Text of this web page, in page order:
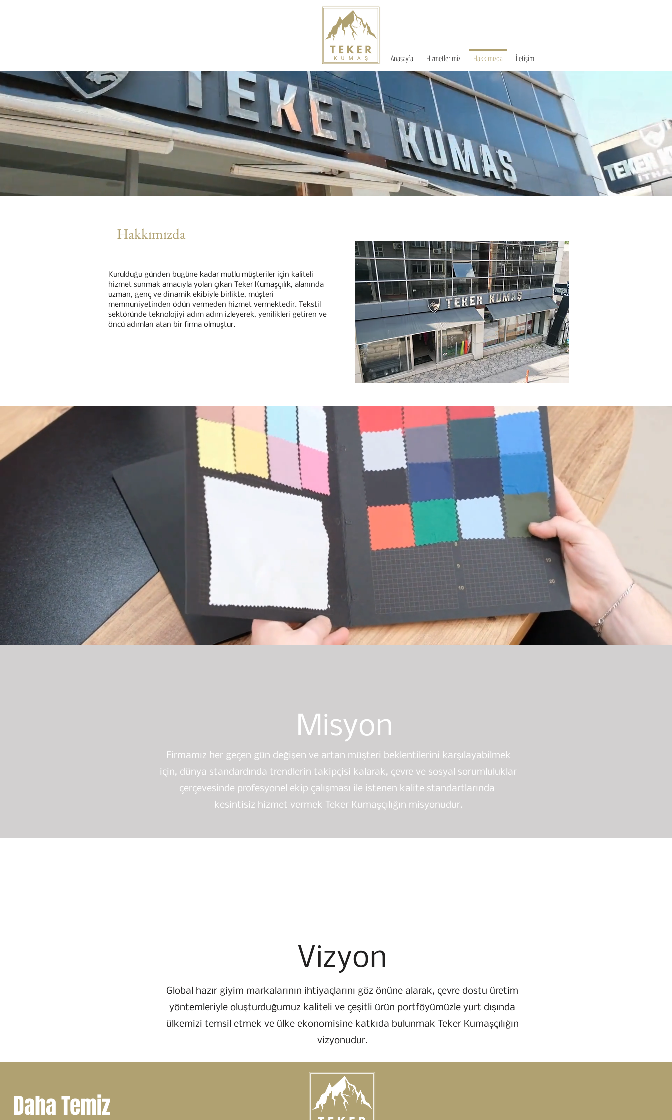
Anasayfa Hizmetlerimiz Hakkımızda İletişim
Hakkımızda
Kurulduğu günden bugüne kadar mutlu müşteriler için kaliteli
hizmet sunmak amacıyla yolan çıkan Teker Kumaşçılık, alanında
uzman, genç ve dinamik ekibiyle birlikte, müşteri
memnuniyetinden ödün vermeden hizmet vermektedir. Tekstil
sektöründe teknolojiyi adım adım izleyerek, yenilikleri getiren ve
öncü adımları atan bir firma olmuştur.
Misyon
Firmamız her geçen gün değişen ve artan müşteri beklentilerini karşılayabilmek
için, dünya standardında trendlerin takipçisi kalarak, çevre ve sosyal sorumluluklar
çerçevesinde profesyonel ekip çalışması ile istenen kalite standartlarında
kesintisiz hizmet vermek Teker Kumaşçılığın misyonudur.
Vizyon
Global hazır giyim markalarının ihtiyaçlarını göz önüne alarak, çevre dostu üretim
yöntemleriyle oluşturduğumuz kaliteli ve çeşitli ürün portföyümüzle yurt dışında
ülkemizi temsil etmek ve ülke ekonomisine katkıda bulunmak Teker Kumaşçılığın
vizyonudur.
Daha Temiz